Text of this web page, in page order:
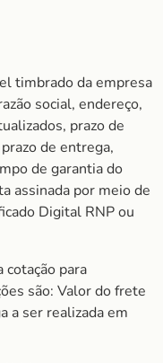
timbrado da empresa
social, endereço,
prazo de
de entrega,
de garantia do
assinada por meio de
Digital RNP ou
cotação para
são: Valor do frete
a ser realizada em